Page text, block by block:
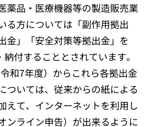
薬品・医療機器等の製造販売業
る方については「副作用拠出
金」「安全対策等拠出金」を
納付することとされています。
和7年度）からこれら各拠出金
ついては、従来からの紙による
えて、インターネットを利用し
ンライン申告）が出来るように